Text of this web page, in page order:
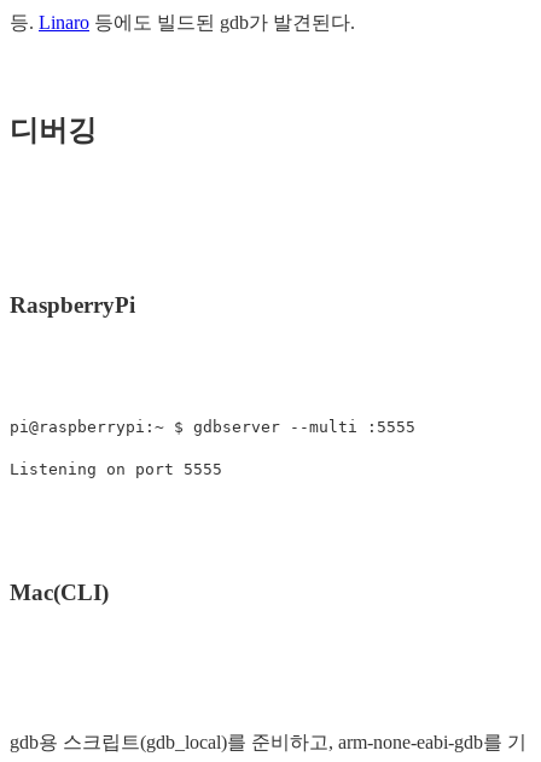
등. Linaro 등에도 빌드된 gdb가 발견된다.
디버깅
RaspberryPi
pi@raspberrypi:~ $ gdbserver --multi :5555
Mac(CLI)
gdb용 스크립트(gdb_local)를 준비하고, arm-none-eabi-gdb를 기